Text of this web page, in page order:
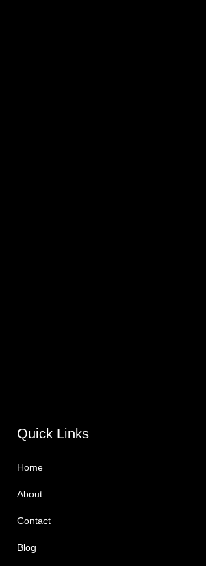
Quick Links
Home
About
Contact
Blog